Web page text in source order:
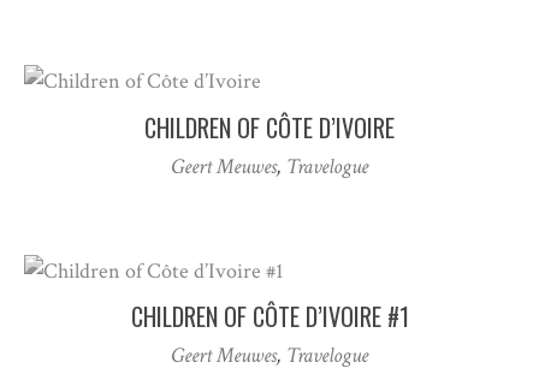
CHILDREN OF CÔTE D’IVOIRE
Geert Meuwes, Travelogue
CHILDREN OF CÔTE D’IVOIRE #1
Geert Meuwes, Travelogue